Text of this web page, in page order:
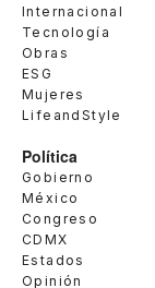
Internacional
Tecnología
Obras
ESG
Mujeres
LifeandStyle
Política
Gobierno
México
Congreso
CDMX
Estados
Opinión